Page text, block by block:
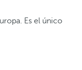
Es el único